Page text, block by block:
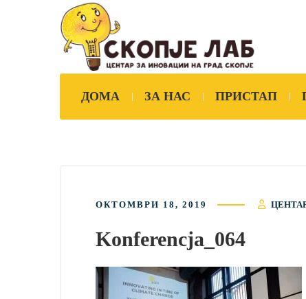
ДОМА ЗА НАС ПРИСТАП
ОКТОМВРИ 18, 2019
Konferencja_064